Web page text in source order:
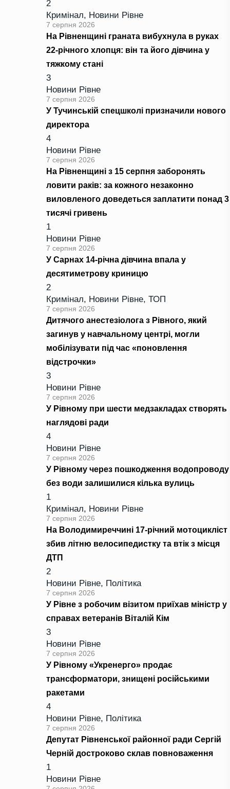
2
Кримінал, Новини Рівне
7 серпня 2026
На Рівненщині граната вибухнула в руках
22-річного хлопця: він та його дівчина у
тяжкому стані
3
Новини Рівне
7 серпня 2026
У Тучинській спецшколі призначили нового
директора
4
Новини Рівне
7 серпня 2026
На Рівненщині з 15 серпня заборонять
ловити раків: за кожного незаконно
виловленого доведеться заплатити понад 3
тисячі гривень
1
Новини Рівне
7 серпня 2026
У Сарнах 14-річна дівчина впала у
десятиметрову криницю
2
Кримінал, Новини Рівне, ТОП
7 серпня 2026
Дитячого анестезіолога з Рівного, який
загинув у навчальному центрі, могли
мобілізувати під час «поновлення
відстрочки»
3
Новини Рівне
7 серпня 2026
У Рівному при шести медзакладах створять
наглядові ради
4
Новини Рівне
7 серпня 2026
У Рівному через пошкодження водопроводу
без води залишилися кілька вулиць
1
Кримінал, Новини Рівне
7 серпня 2026
На Володимиреччині 17-річний мотоцикліст
збив літню велосипедистку та втік з місця
ДТП
2
Новини Рівне, Політика
7 серпня 2026
У Рівне з робочим візитом приїхав міністр у
справах ветеранів Віталій Кім
3
Новини Рівне
7 серпня 2026
У Рівному «Укренерго» продає
трансформатори, знищені російськими
ракетами
4
Новини Рівне, Політика
7 серпня 2026
Депутат Рівненської районної ради Сергій
Черній достроково склав повноваження
1
Новини Рівне